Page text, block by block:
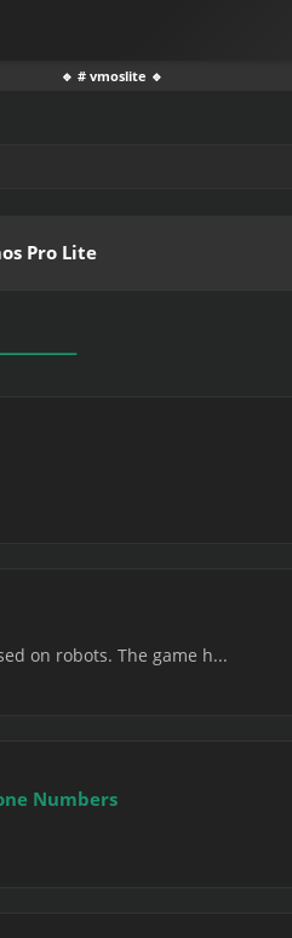
🔹 # vmoslite 🔹
Pro Lite
on robots. The game h...
Numbers